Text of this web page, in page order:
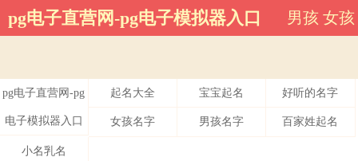
有才华-pg电子直营网
pg电子直营网-pg电子模拟器入口 男孩 女孩
pg电子直营网-pg
电子模拟器入口
起名大全 宝宝起名 好听的名字
女孩名字 男孩名字 百家姓起名
小名乳名